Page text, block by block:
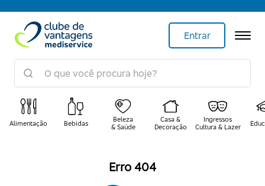
Entrar
Alimentação Bebidas
Beleza
& Saúde
Casa &
Decoração
Ingressos
Cultura & Lazer
Erro 404